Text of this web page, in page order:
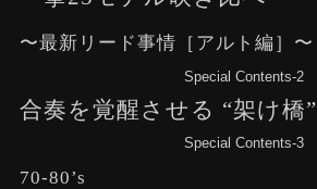
〜最新リード事情［アルト編］〜
Special Contents-2
合奏を覚醒させる “架け橋”
Special Contents-3
70-80’s